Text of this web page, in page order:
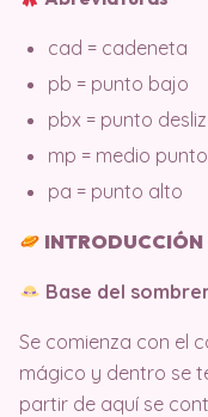
cad = cadeneta
pb = punto bajo
pbx = punto
mp = medio
pa = punto alto
INTRODUCCIÓN
Base del
Se comienza con el
mágico y dentro se
partir de aquí se